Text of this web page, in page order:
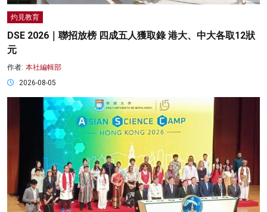
灼見教育
DSE 2026｜聯招放榜 四成五人獲取錄 港大、中大各取12狀
元
作者: 本社編輯部
2026-08-05